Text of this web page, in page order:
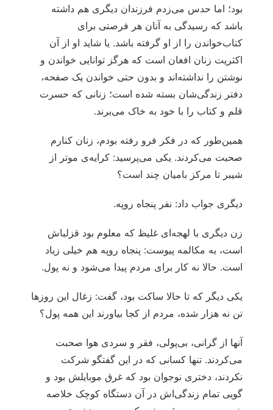
بود؛ اما حدس می‌زدم فرزندان دیگری هم داشته
باشد که رسیدگی به آنان هر فرصتی برای
کتاب‌خواندن را از او گرفته باشد. یا شاید او از آن
اکثریت زنان افغان است که هرگز توانایی خواندن و
نوشتن را نداشته‌اند و بدون حتی خواندن یک صفحه،
دفتر زندگی‌شان بسته شده است؛ زنانی که حسرت
قلم و کتاب را با خود به خاک می‌برند.
همین‌طور که در فکر فرو رفته بودم، زنان کنارم
صحبت می‌کردند. یکی می‌پرسید: کرایه‌ی موتر از
شیبر تا مرکز بامیان چند است؟
دیگری جواب داد: نفر پنجاه روپه.
زن دیگری با لهجه‌ای غلیظ که معلوم بود قزلباش
است، به مکالمه پیوست: پنجاه روپه هم خیلی زیاد
است. حالا نه کار برای مردم پیدا می‌شود و نه پول.
یکی دیگر که تا حالا ساکت بود، گفت: زغال این روزها
تن نه هزار شده، مردم از کجا بیاورند این همه پول؟
آنها از گرانی، بی‌پولی، فقر و سردی هوا صحبت
می‌کردند. تنها کسانی که در این گفتگو شرکت
نکردند، دختری نوجوان بود که غرق موبایلش بود و
گویی تمام زندگی‌اش در آن دستگاه کوچک خلاصه